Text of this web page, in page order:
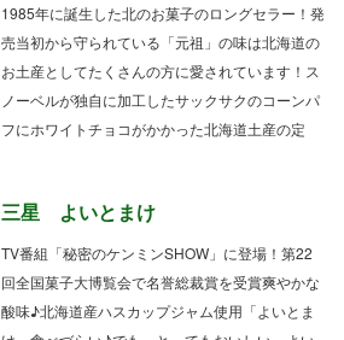
1985年に誕生した北のお菓子のロングセラー！発
売当初から守られている「元祖」の味は北海道の
お土産としてたくさんの方に愛されています！ス
ノーベルが独自に加工したサックサクのコーンパ
フにホワイトチョコがかかった北海道土産の定
三星 よいとまけ
TV番組「秘密のケンミンSHOW」に登場！第22
回全国菓子大博覧会で名誉総裁賞を受賞爽やかな
酸味♪北海道産ハスカップジャム使用「よいとま